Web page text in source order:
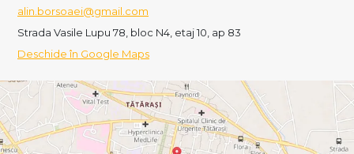
alin.borsoaei@gmail.com
Strada Vasile Lupu 78, bloc N4, etaj 10, ap 83
Deschide în Google Maps